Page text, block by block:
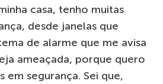
casa, tenho muitas
desde janelas que
de alarme que me avisa
ameaçada, porque quero
em segurança. Sei que,